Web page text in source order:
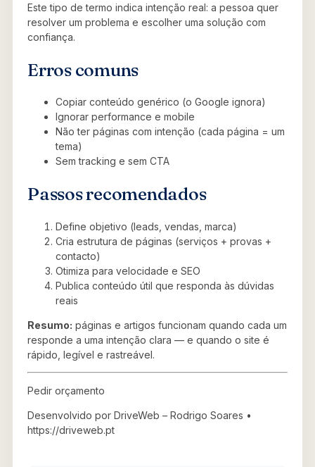
Este tipo de termo indica intenção real: a pessoa quer
resolver um problema e escolher uma solução com
confiança.
Erros comuns
Copiar conteúdo genérico (o Google ignora)
Ignorar performance e mobile
Não ter páginas com intenção (cada página = um
tema)
Sem tracking e sem CTA
Passos recomendados
Define objetivo (leads, vendas, marca)
Cria estrutura de páginas (serviços + provas +
contacto)
Otimiza para velocidade e SEO
Publica conteúdo útil que responda às dúvidas
reais
Resumo: páginas e artigos funcionam quando cada um
responde a uma intenção clara — e quando o site é
rápido, legível e rastreável.
Pedir orçamento
Desenvolvido por DriveWeb – Rodrigo Soares •
https://driveweb.pt